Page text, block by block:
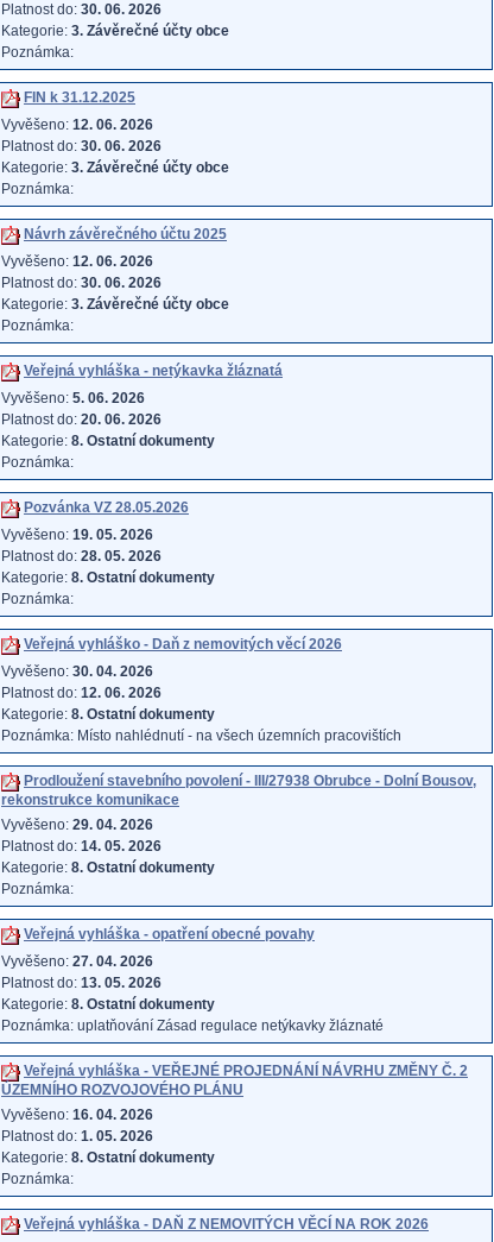
Platnost do: 30. 06. 2026
Kategorie: 3. Závěrečné účty obce
Poznámka:
FIN k 31.12.2025
Vyvěšeno: 12. 06. 2026
Platnost do: 30. 06. 2026
Kategorie: 3. Závěrečné účty obce
Poznámka:
Návrh závěrečného účtu 2025
Vyvěšeno: 12. 06. 2026
Platnost do: 30. 06. 2026
Kategorie: 3. Závěrečné účty obce
Poznámka:
Veřejná vyhláška - netýkavka žláznatá
Vyvěšeno: 5. 06. 2026
Platnost do: 20. 06. 2026
Kategorie: 8. Ostatní dokumenty
Poznámka:
Pozvánka VZ 28.05.2026
Vyvěšeno: 19. 05. 2026
Platnost do: 28. 05. 2026
Kategorie: 8. Ostatní dokumenty
Poznámka:
Veřejná vyhláško - Daň z nemovitých věcí 2026
Vyvěšeno: 30. 04. 2026
Platnost do: 12. 06. 2026
Kategorie: 8. Ostatní dokumenty
Poznámka: Místo nahlédnutí - na všech územních pracovištích
Prodloužení stavebního povolení - III/27938 Obrubce - Dolní Bousov,
rekonstrukce komunikace
Vyvěšeno: 29. 04. 2026
Platnost do: 14. 05. 2026
Kategorie: 8. Ostatní dokumenty
Poznámka:
Veřejná vyhláška - opatření obecné povahy
Vyvěšeno: 27. 04. 2026
Platnost do: 13. 05. 2026
Kategorie: 8. Ostatní dokumenty
Poznámka: uplatňování Zásad regulace netýkavky žláznaté
Veřejná vyhláška - VEŘEJNÉ PROJEDNÁNÍ NÁVRHU ZMĚNY Č. 2
ÚZEMNÍHO ROZVOJOVÉHO PLÁNU
Vyvěšeno: 16. 04. 2026
Platnost do: 1. 05. 2026
Kategorie: 8. Ostatní dokumenty
Poznámka:
Veřejná vyhláška - DAŇ Z NEMOVITÝCH VĚCÍ NA ROK 2026